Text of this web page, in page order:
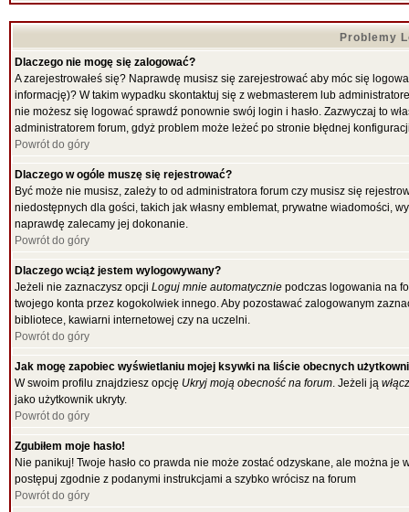
Problemy
Dlaczego nie mogę się zalogować?
A zarejestrowałeś się? Naprawdę musisz się zarejestrować aby móc się
informację)? W takim wypadku skontaktuj się z webmasterem lub
nie możesz się logować sprawdź ponownie swój login i hasło. Zazwyczaj to
administratorem forum, gdyż problem może leżeć po stronie błędnej
Powrót do góry
Dlaczego w ogóle muszę się rejestrować?
Być może nie musisz, zależy to od administratora forum czy musisz się
niedostępnych dla gości, takich jak własny emblemat, prywatne wiadomości,
naprawdę zalecamy jej dokonanie.
Powrót do góry
Dlaczego wciąż jestem wylogowywany?
Jeżeli nie zaznaczysz opcji Loguj mnie automatycznie podczas logowania na
twojego konta przez kogokolwiek innego. Aby pozostawać zalogowanym
bibliotece, kawiarni internetowej czy na uczelni.
Powrót do góry
Jak mogę zapobiec wyświetlaniu mojej ksywki na liście obecnych
W swoim profilu znajdziesz opcję Ukryj moją obecność na forum. Jeżeli ją
jako użytkownik ukryty.
Powrót do góry
Zgubiłem moje hasło!
Nie panikuj! Twoje hasło co prawda nie może zostać odzyskane, ale można
postępuj zgodnie z podanymi instrukcjami a szybko wrócisz na forum
Powrót do góry